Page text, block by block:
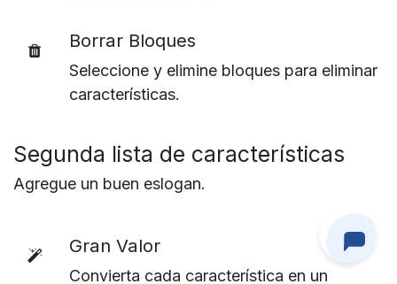
Borrar Bloques
Seleccione y elimine bloques para eliminar
características.
Segunda lista de características
Agregue un buen eslogan.
Gran Valor
Convierta cada característica en un